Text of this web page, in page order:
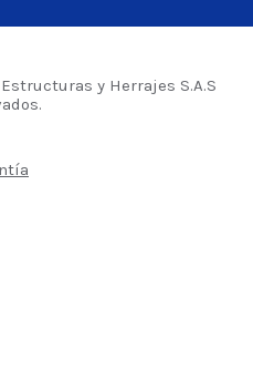
y Herrajes S.A.S